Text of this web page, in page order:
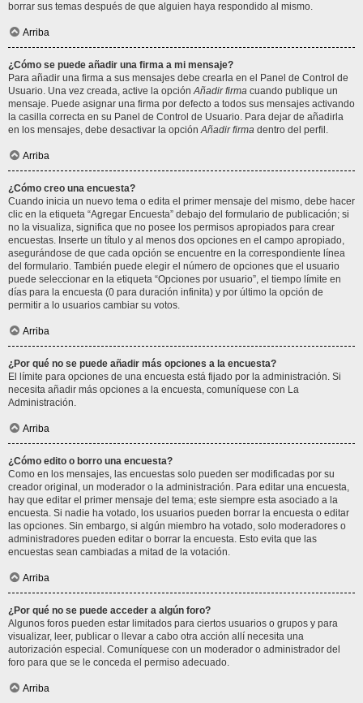
borrar sus temas después de que alguien haya respondido al mismo.
Arriba
¿Cómo se puede añadir una firma a mi mensaje?
Para añadir una firma a sus mensajes debe crearla en el Panel de Control de
Usuario. Una vez creada, active la opciónAñadir firma cuando publique un
mensaje. Puede asignar una firma por defecto a todos sus mensajes activando
la casilla correcta en su Panel de Control de Usuario. Para dejar de añadirla
en los mensajes, debe desactivar la opciónAñadir firma dentro del perfil.
Arriba
¿Cómo creo una encuesta?
Cuando inicia un nuevo tema o edita el primer mensaje del mismo, debe hacer
clic en la etiqueta “Agregar Encuesta” debajo del formulario de publicación; si
no la visualiza, significa que no posee los permisos apropiados para crear
encuestas. Inserte un título y al menos dos opciones en el campo apropiado,
asegurándose de que cada opción se encuentre en la correspondiente línea
del formulario. También puede elegir el número de opciones que el usuario
puede seleccionar en la etiqueta “Opciones por usuario”, el tiempo límite en
días para la encuesta (0 para duración infinita) y por último la opción de
permitir a lo usuarios cambiar su votos.
Arriba
¿Por qué no se puede añadir más opciones a la encuesta?
El límite para opciones de una encuesta está fijado por la administración. Si
necesita añadir más opciones a la encuesta, comuníquese con La
Administración.
Arriba
¿Cómo edito o borro una encuesta?
Como en los mensajes, las encuestas solo pueden ser modificadas por su
creador original, un moderador o la administración. Para editar una encuesta,
hay que editar el primer mensaje del tema; este siempre esta asociado a la
encuesta. Si nadie ha votado, los usuarios pueden borrar la encuesta o editar
las opciones. Sin embargo, si algún miembro ha votado, solo moderadores o
administradores pueden editar o borrar la encuesta. Esto evita que las
encuestas sean cambiadas a mitad de la votación.
Arriba
¿Por qué no se puede acceder a algún foro?
Algunos foros pueden estar limitados para ciertos usuarios o grupos y para
visualizar, leer, publicar o llevar a cabo otra acción allí necesita una
autorización especial. Comuníquese con un moderador o administrador del
foro para que se le conceda el permiso adecuado.
Arriba